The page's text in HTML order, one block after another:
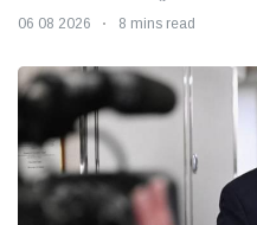
06 08 2026 8 mins read